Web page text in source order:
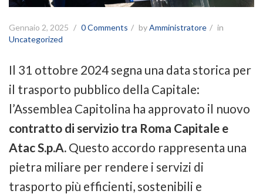
Gennaio 2, 2025 0 Comments byAmministratore
in
Uncategorized
Il 31 ottobre 2024 segna una data storica per
il trasporto pubblico della Capitale:
l’Assemblea Capitolina ha approvato il nuovo
contratto di servizio tra Roma Capitale e
Atac S.p.A. Questo accordo rappresenta una
pietra miliare per rendere i servizi di
trasporto più efficienti, sostenibili e